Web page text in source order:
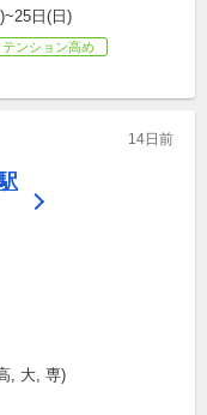
日(日)
テンション高め
14日前
, 大, 専)